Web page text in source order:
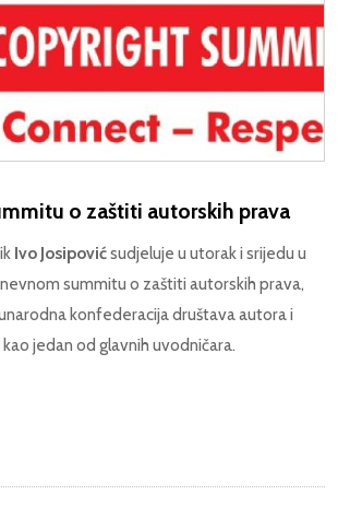
o zaštiti autorskih prava
Ivo Josipovićsudjeluje u utorak i srijedu u
summitu o zaštiti autorskih prava,
konfederacija društava autora i
kao jedan od glavnih uvodničara.